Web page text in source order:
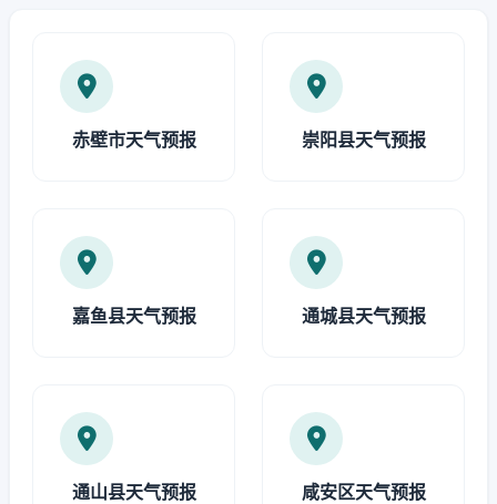
赤壁市天气预报 崇阳县天气预报
嘉鱼县天气预报 通城县天气预报
通山县天气预报 咸安区天气预报